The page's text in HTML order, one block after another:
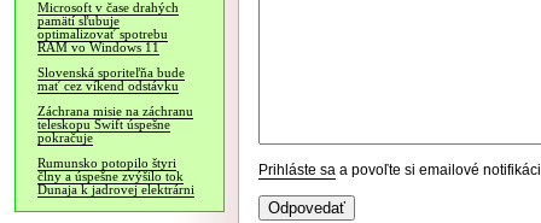
Microsoft v čase drahých
pamätí sľubuje
optimalizovať spotrebu
RAM vo Windows 11
Slovenská sporiteľňa bude
mať cez víkend odstávku
Záchrana misie na záchranu
teleskopu Swift úspešne
pokračuje
Rumunsko potopilo štyri
člny a úspešne zvýšilo tok
Dunaja k jadrovej elektrárni
Prihláste sa a povoľte si emailové